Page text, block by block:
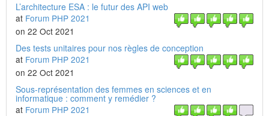
L’architecture ESA : le futur des API web
at Forum PHP 2021
on 22 Oct 2021
Des tests unitaires pour nos règles de conception
at Forum PHP 2021
on 22 Oct 2021
Sous-représentation des femmes en sciences et en
informatique : comment y remédier ?
at Forum PHP 2021